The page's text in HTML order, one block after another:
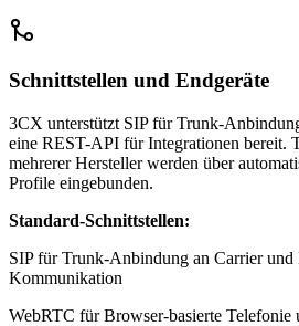
Schnittstellen und Endgeräte
3CX unterstützt SIP für Trunk-
eine REST-API für Integrationen bereit.
mehrerer Hersteller werden über
Profile eingebunden.
Standard-Schnittstellen:
SIP für Trunk-Anbindung an Carrier und
Kommunikation
WebRTC für Browser-basierte Telefonie